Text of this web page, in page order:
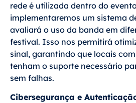
rede é utilizada dentro do
implementaremos um sistema
avaliará o uso da banda em
festival. Isso nos permitirá
sinal, garantindo que locais
tenham o suporte necessário
sem falhas.
Cibersegurança e